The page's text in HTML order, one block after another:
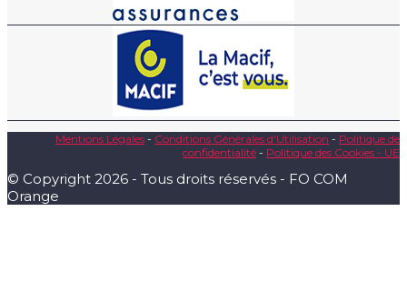
Mentions Légales - Conditions Générales d'Utilisation - Politique de
confidentialité - Politique des Cookies - UE
© Copyright 2026 - Tous droits réservés - FO COM
Orange